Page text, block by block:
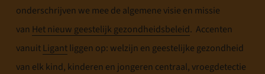
onderschrijven we mee de algemene visie en missie
van Het nieuw geestelijk gezondheidsbeleid. Accenten
vanuitLigantliggen op: welzijn en geestelijke gezondheid
van elk kind, kinderen en jongeren centraal, vroegdetectie